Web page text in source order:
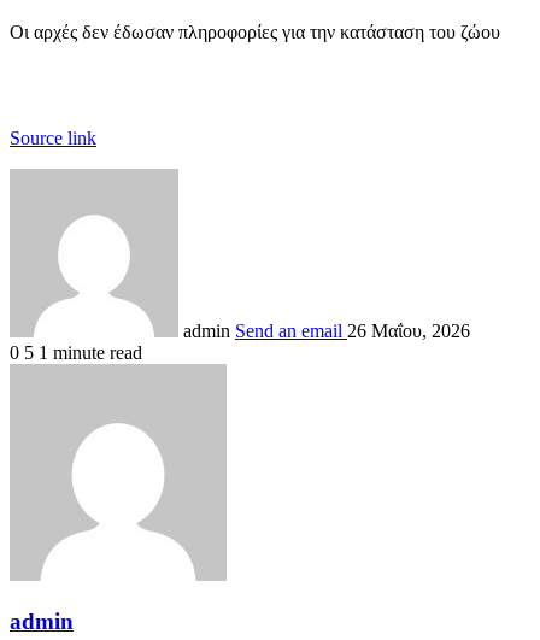
Οι αρχές δεν έδωσαν πληροφορίες για την κατάσταση του ζώου
Source link
admin Send an email 26 Μαΐου, 2026
0 5 1 minute read
admin